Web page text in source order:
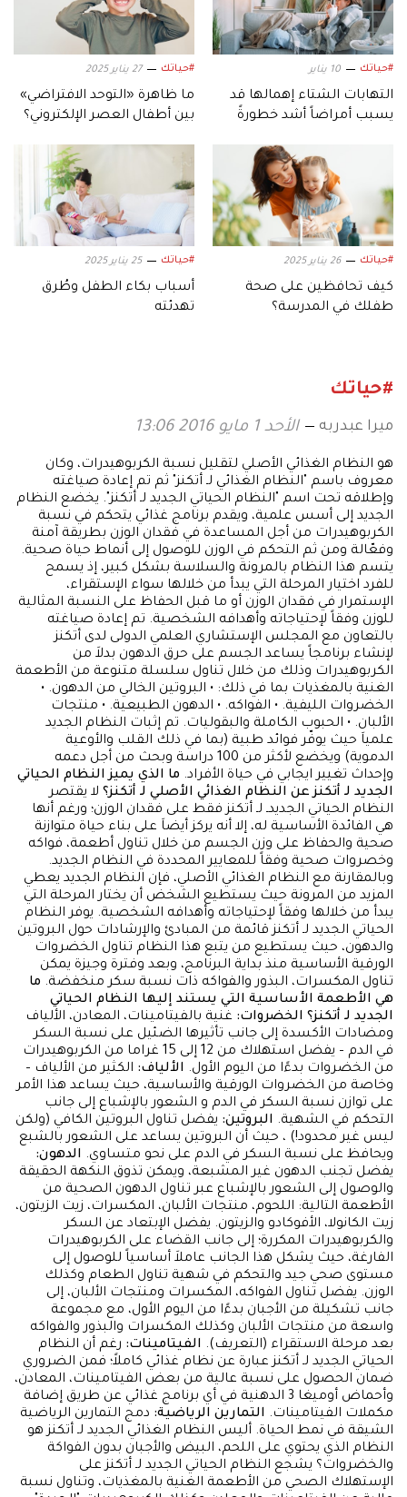
#حياتك 10 يناير
التهابات الشتاء إهمالها قد
يسبب أمراضاً أشد خطورةً
#حياتك 27 يناير 2025
ما ظاهرة «التوحد الافتراضي»
بين أطفال العصر الإلكتروني؟
#حياتك 26 يناير 2025
كيف تحافظين على صحة
طفلك في المدرسة؟
#حياتك 25 يناير 2025
أسباب بكاء الطفل وطُرق
تهدئته
#حياتك
ميرا عبدربه الأحد 1 مايو 2016 13:06
هو النظام الغذائي الأصلي لتقليل نسبة الكربوهيدرات، وكان
معروف باسم "النظام الغذائي لـ أتكنز" ثم تم إعادة صياغته
وإطلاقه تحت اسم "النظام الحياتي الجديد لـ أتكنز". يخضع النظام
الجديد إلى أسس علمية، ويقدم برنامج غذائي يتحكم في نسبة
الكربوهيدرات من أجل المساعدة في فقدان الوزن بطريقة آمنة
وفعّالة ومن ثم التحكم في الوزن للوصول إلى أنماط حياة صحية.
يتسم هذا النظام بالمرونة والسلاسة بشكل كبير، إذ يسمح
للفرد اختيار المرحلة التي يبدأ من خلالها سواء الإستقراء،
الإستمرار في فقدان الوزن أو ما قبل الحفاظ على النسبة المثالية
للوزن وفقاً لإحتياجاته وأهدافه الشخصية. تم إعادة صياغته
بالتعاون مع المجلس الإستشاري العلمي الدولى لدى أتكنز
لإنشاء برنامجاً يساعد الجسم على حرق الدهون بدلاَ من
الكربوهيدرات وذلك من خلال تناول سلسلة متنوعة من الأطعمة
الغنية بالمغذيات بما في ذلك: • البروتين الخالي من الدهون. •
الخضروات الليفية. • الفواكه. • الدهون الطبيعية. • منتجات
الألبان. • الحبوب الكاملة والبقوليات. تم إثبات النظام الجديد
علمياَ حيث يوفّر فوائد طبية (بما في ذلك القلب والأوعية
الدموية) ويخضع لأكثر من 100 دراسة وبحث من أجل دعمه
وإحداث تغيير ايجابي في حياة الأفراد. ما الذي يميز النظام الحياتي
الجديد لـ أتكنز عن النظام الغذائي الأصلي لـ أتكنز؟ لا يقتصر
النظام الحياتي الجديدـ لـ أتكنز فقط على فقدان الوزن؛ ورغم أنها
هي الفائدة الأساسية له، إلا أنه يركز أيضاَ على بناء حياة متوازنة
صحية والحفاظ على وزن الجسم من خلال تناول أطعمة، فواكه
وخصروات صحية وفقاً للمعايير المحددة في النظام الجديد.
وبالمقارنة مع النظام الغذائي الأصلي، فإن النظام الجديد يعطي
المزيد من المرونة حيث يستطيع الشخض أن يختار المرحلة التي
يبدأ من خلالها وفقاً لإحتياجاته وأهدافه الشخصية. يوفر النظام
الحياتي الجديد لـ أتكنز قائمة من المبادئ والإرشادات حول البروتين
والدهون، حيث يستطيع من يتبع هذا النظام تناول الخضروات
الورقية الأساسية منذ بداية البرنامج، وبعد وفترة وجيزة يمكن
تناول المكسرات، البذور والفواكه ذات نسبة سكر منخفضة. ما
هي الأطعمة الأساسية التي يستند إليها النظام الحياتي
الجديد لـ أتكنز؟ الخضروات: غنية بالفيتامينات، المعادن، الألياف
ومضادات الأكسدة إلى جانب تأثيرها الضئيل على نسبة السكر
في الدم – يفضل استهلاك من 12 إلى 15 غراما من الكربوهيدرات
من الخضروات بدءًا من اليوم الأول. الألياف: الكثير من الألياف –
وخاصة من الخضروات الورقية والأساسية، حيث يساعد هذا الأمر
على توازن نسبة السكر في الدم و الشعور بالإشباع إلى جانب
التحكم في الشهية. البروتين: يفضل تناول البروتين الكافي (ولكن
ليس غير محدود!) ، حيث أن البروتين يساعد على الشعور بالشبع
ويحافظ على نسبة السكر في الدم على نحو متساوي. الدهون:
يفضل تجنب الدهون غير المشبعة، ويمكن تذوق النكهة الحقيقة
والوصول إلى الشعور بالإشباع عبر تناول الدهون الصحية من
الأطعمة التالية: اللحوم، منتجات الألبان، المكسرات، زيت الزيتون،
زيت الكانولا، الأفوكادو والزيتون. يفضل الإبتعاد عن السكر
والكربوهيدرات المكررة؛ إلى جانب القضاء على الكربوهيدرات
الفارغة، حيث يشكل هذا الجانب عاملاَ أساسياً للوصول إلى
مستوى صحي جيد والتحكم في شهية تناول الطعام وكذلك
الوزن. يفضل تناول الفواكه، المكسرات ومنتجات الألبان، إلى
جانب تشكيلة من الأجبان بدءًا من اليوم الأول، مع مجموعة
واسعة من منتجات الألبان وكذلك المكسرات والبذور والفواكه
بعد مرحلة الاستقراء (التعريف). الفيتامينات: رغم أن النظام
الحياتي الجديد لـ أتكنز عبارة عن نظام غذائي كاملاً؛ فمن الضروري
ضمان الحصول على نسبة عالية من بعض الفيتامينات، المعادن،
وأحماض أوميغا 3 الدهنية في أي برنامج غذائي عن طريق إضافة
مكملات الفيتامينات. التمارين الرياضية: دمج التمارين الرياضية
الشيقة في نمط الحياة. أليس النظام الغذائي الجديد لـ أتكنز هو
النظام الذي يحتوي على اللحم، البيض والأجبان بدون الفواكة
والخضروات؟ يشجع النظام الحياتي الجديد لـ أتكنز على
الإستهلاك الصحي من الأطعمة الغنية بالمغذيات، وتناول نسبة